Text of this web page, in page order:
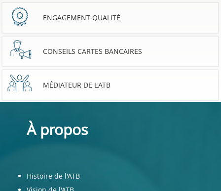
ENGAGEMENT QUALITÉ
CONSEILS CARTES BANCAIRES
MÉDIATEUR DE L'ATB
À propos
Histoire de l'ATB